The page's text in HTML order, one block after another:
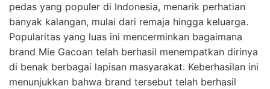
pedas yang populer di Indonesia, menarik perhatian
banyak kalangan, mulai dari remaja hingga keluarga.
Popularitas yang luas ini mencerminkan bagaimana
brand Mie Gacoan telah berhasil menempatkan dirinya
di benak berbagai lapisan masyarakat. Keberhasilan ini
menunjukkan bahwa brand tersebut telah berhasil